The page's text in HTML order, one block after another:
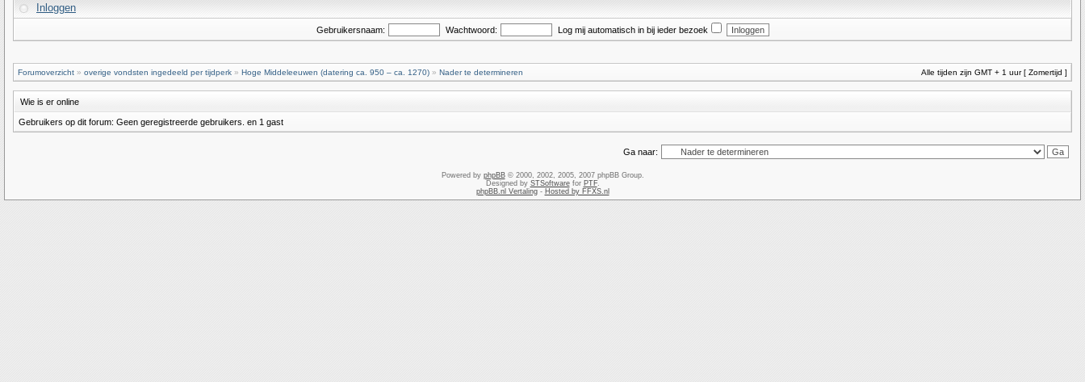
Inloggen
Gebruikersnaam: Wachtwoord: Log mij automatisch in bij ieder bezoek
Forumoverzicht » overige vondsten ingedeeld per tijdperk » Hoge Middeleeuwen (datering ca. 950 – ca. 1270) » Nader te determineren Alle tijden zijn GMT + 1 uur [ Zomertijd ]
Wie is er online
Gebruikers op dit forum: Geen geregistreerde gebruikers. en 1 gast
Ga naar:
Powered by phpBB© 2000, 2002, 2005, 2007 phpBB Group.
Designed by STSoftwarefor PTF.
phpBB.nl Vertaling- Hosted by FFXS.nl